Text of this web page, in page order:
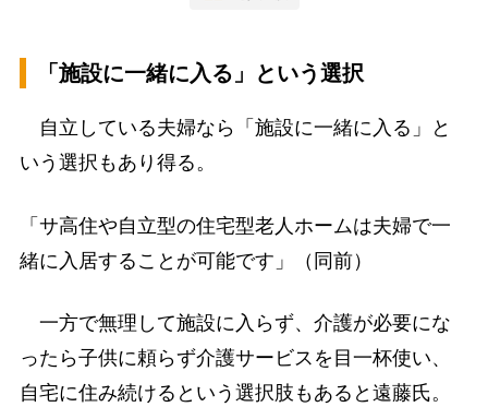
「施設に一緒に入る」という選択
自立している夫婦なら「施設に一緒に入る」と
いう選択もあり得る。
「サ高住や自立型の住宅型老人ホームは夫婦で一
緒に入居することが可能です」（同前）
一方で無理して施設に入らず、介護が必要にな
ったら子供に頼らず介護サービスを目一杯使い、
自宅に住み続けるという選択肢もあると遠藤氏。